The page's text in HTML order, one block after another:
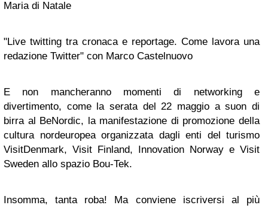
Maria di Natale
"Live twitting tra cronaca e reportage. Come lavora una
redazione Twitter" con Marco Castelnuovo
E non mancheranno momenti di networking e
divertimento, come la serata del 22 maggio a suon di
birra al BeNordic, la manifestazione di promozione della
cultura nordeuropea organizzata dagli enti del turismo
VisitDenmark, Visit Finland, Innovation Norway e Visit
Sweden allo spazio Bou-Tek.
Insomma, tanta roba! Ma conviene iscriversi al più